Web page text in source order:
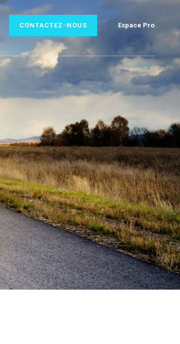
CONTACTEZ-NOUS Espace Pro